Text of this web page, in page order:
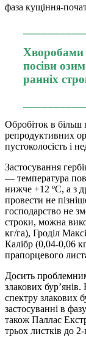
фаза кущіння-
Хворобами
посіви
ранніх
Обробіток в більш
репродуктивних
пустоколосість і
Застосування
— температура
нижче +12 ºС, а з
провести не
господарство не
строки, можна
кг/га), Гроділ
Калібр (0,04-0,06
прапорцевого
Досить
злакових
спектру злакових
застосуванні в
також Паллас
трьох листків до